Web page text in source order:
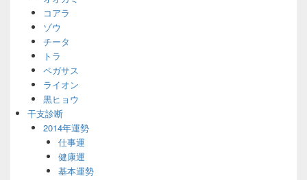
コアラ
ゾウ
チータ
トラ
ペガサス
ライオン
黒ヒョウ
干支診断
2014年運勢
仕事運
健康運
基本運勢